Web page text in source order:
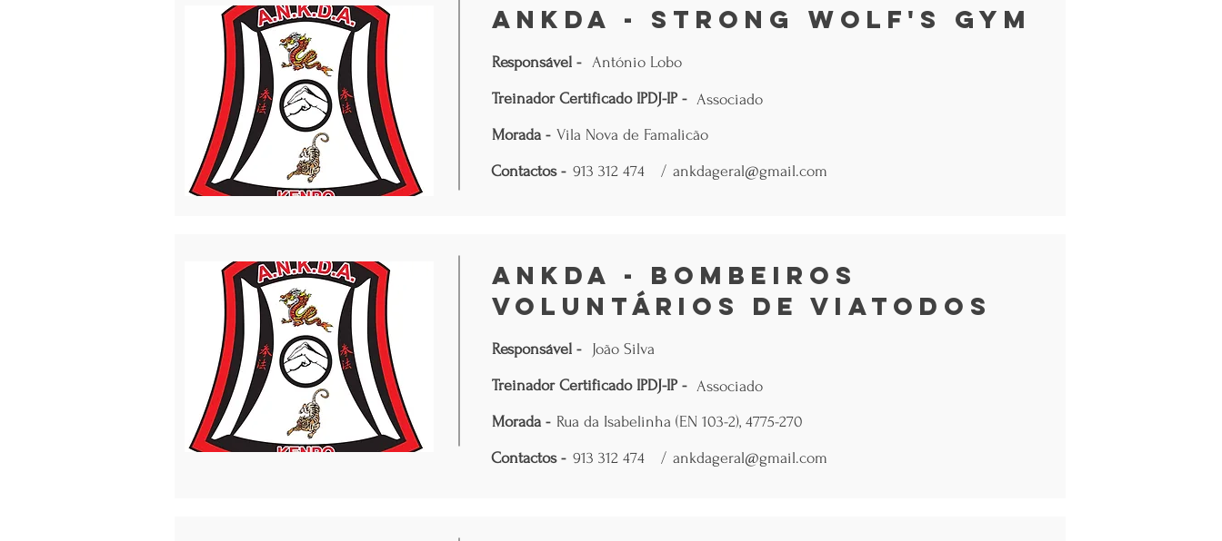
ANKDA - Strong Wolf's Gym
Responsável -
Treinador Certificado IPDJ-IP -
Morada - Vila Nova de Famalicão
Associado
António Lobo
Contactos - 913 312 474 / ankdageral@gmail.com
ANKDA - Bombeiros
Voluntários de Viatodos
Responsável -
Treinador Certificado IPDJ-IP -
Morada - Rua da Isabelinha (EN 103-2), 4775-270
Associado
João Silva
Contactos - 913 312 474 / ankdageral@gmail.com